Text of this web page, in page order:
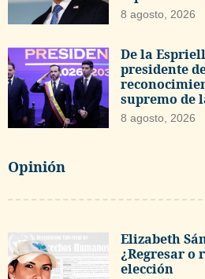
8 agosto, 2026
De la
presidente
supremo de
8 agosto, 2026
Opinión
Elizabeth
¿Regresar o
elección